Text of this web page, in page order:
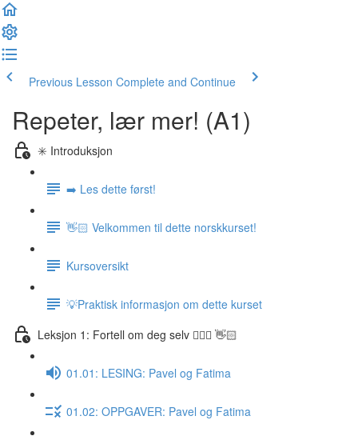
Previous Lesson Complete and Continue
Repeter, lær mer! (A1)
✳️ Introduksjon
➡️ Les dette først!
👋🏻 Velkommen til dette norskkurset!
Kursoversikt
💡Praktisk informasjon om dette kurset
Leksjon 1: Fortell om deg selv 🙋🏽‍♀️ 👋🏻
01.01: LESING: Pavel og Fatima
01.02: OPPGAVER: Pavel og Fatima